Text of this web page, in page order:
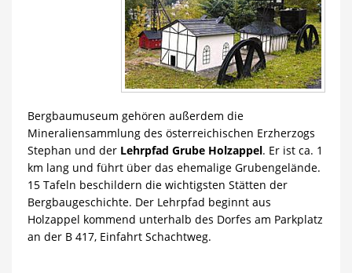
Bergbaumuseum gehören außerdem die
Mineraliensammlung des österreichischen Erzherzogs
Stephan und der Lehrpfad Grube Holzappel. Er ist ca. 1
km lang und führt über das ehemalige Grubengelände.
15 Tafeln beschildern die wichtigsten Stätten der
Bergbaugeschichte. Der Lehrpfad beginnt aus
Holzappel kommend unterhalb des Dorfes am Parkplatz
an der B 417, Einfahrt Schachtweg.